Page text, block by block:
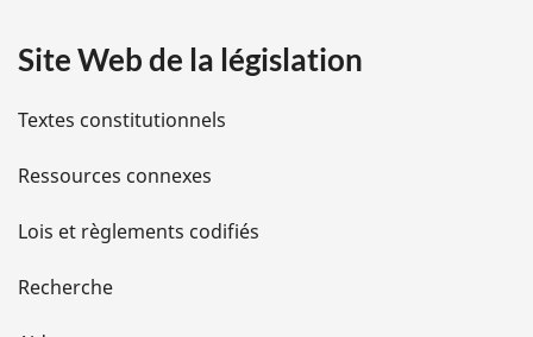
i
l
s
d
e
l
Site Web de la législation
Textes constitutionnels
Ressources connexes
Lois et règlements codifiés
Recherche